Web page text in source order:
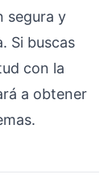
segura y
Si buscas
con la
a obtener